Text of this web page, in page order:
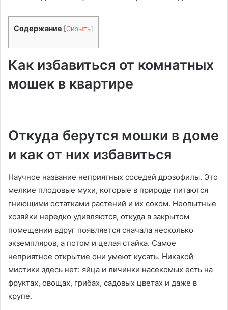
Содержание [Скрыть]
Как избавиться от комнатных
мошек в квартире
Откуда берутся мошки в доме
и как от них избавиться
Научное название неприятных соседей дрозофилы. Это
мелкие плодовые мухи, которые в природе питаются
гниющими остатками растений и их соком. Неопытные
хозяйки нередко удивляются, откуда в закрытом
помещении вдруг появляется сначала несколько
экземпляров, а потом и целая стайка. Самое
неприятное открытие они умеют кусать. Никакой
мистики здесь нет: яйца и личинки насекомых есть на
фруктах, овощах, грибах, садовых цветах и даже в
крупе.